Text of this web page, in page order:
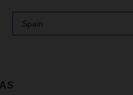
Spain